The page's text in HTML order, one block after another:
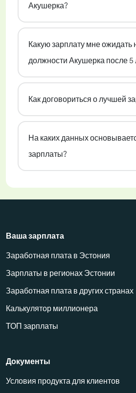
Акушерка?
Какую зарплату мне ожидать
должности Акушерка после 5
Как договориться о лучшей
На каких данных
зарплаты?
Ваша зарплата
Заработная плата в Эстония
Зарплаты в регионах Эстонии
Заработная плата в других странах
Калькулятор миллионера
ТОП зарплаты
Документы
Условия продукта для клиентов